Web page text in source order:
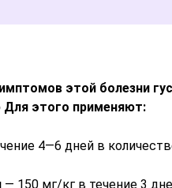
этой болезни
Для этого применяют:
4—6 дней в
— 150 мг/кг в течение 3